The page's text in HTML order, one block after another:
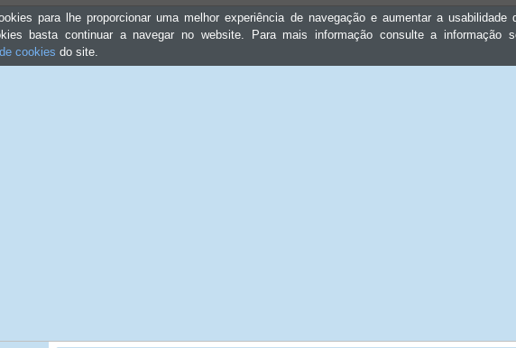
para lhe proporcionar uma melhor experiência de navegação e aumentar a usabilidade
basta continuar a navegar no website. Para mais informação consulte a informação
cookies do site.